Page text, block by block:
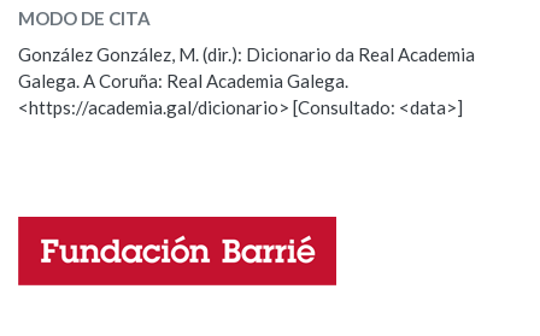
bolo (peixe)
bolo
bolo
Observación Hai un erro na palabra
MODO DE CITA
González González, M. (dir.): Dicionario da Real Academia
Galega. A Coruña: Real Academia Galega.
<https://academia.gal/dicionario> [Consultado: <data>]